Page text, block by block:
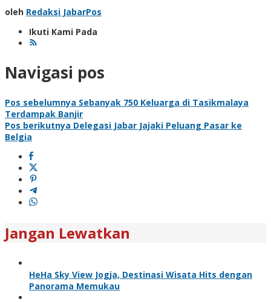
oleh Redaksi JabarPos
Ikuti Kami Pada
Navigasi pos
Pos sebelumnya Sebanyak 750 Keluarga di Tasikmalaya
Terdampak Banjir
Pos berikutnya Delegasi Jabar Jajaki Peluang Pasar ke
Belgia
Jangan Lewatkan
HeHa Sky View Jogja, Destinasi Wisata Hits dengan
Panorama Memukau